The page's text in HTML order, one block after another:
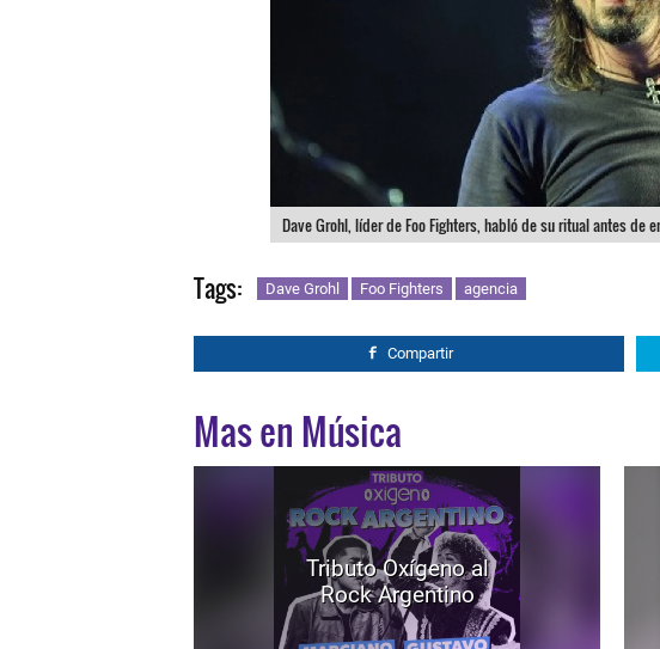
Dave Grohl, líder de Foo Fighters, habló de su ritual antes de
Tags: Dave Grohl Foo Fighters agencia
Compartir
Mas en Música
Tributo Oxígeno al
Rock Argentino